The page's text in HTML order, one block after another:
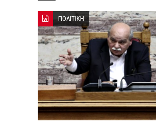
ΠΟΛΙΤΙΚΗ